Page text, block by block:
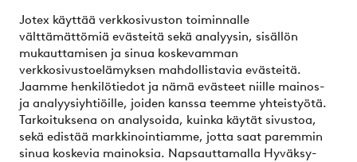
Jotex käyttää verkkosivuston toiminnalle
välttämättömiä evästeitä sekä analyysin, sisällön
mukauttamisen ja sinua koskevamman
verkkosivustoelämyksen mahdollistavia evästeitä.
Jaamme henkilötiedot ja nämä evästeet niille mainos-
ja analyysiyhtiöille, joiden kanssa teemme yhteistyötä.
Tarkoituksena on analysoida, kuinka käytät sivustoa,
sekä edistää markkinointiamme, jotta saat paremmin
sinua koskevia mainoksia. Napsauttamalla Hyväksy-
Ystävät
Turvalliset maksut – maksa nyt tai erissä
Haluatko tietää lisää maksuvaihtoehdoistamme?
elpy